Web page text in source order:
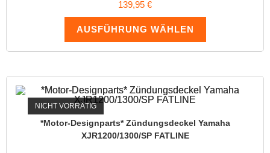
139,95 €
AUSFÜHRUNG WÄHLEN
NICHT VORRÄTIG
*Motor-Designparts* Zündungsdeckel Yamaha
XJR1200/1300/SP FATLINE